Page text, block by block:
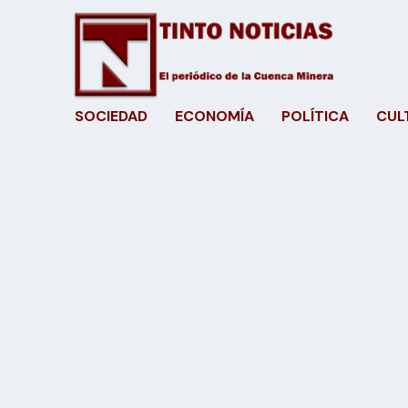
SOCIEDAD ECONOMÍA POLÍTICA